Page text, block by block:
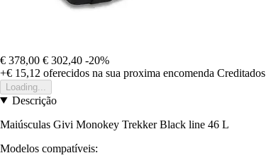
€ 378,00 € 302,40 -20%
+€ 15,12 oferecidos na sua proxima encomenda
Loading...
Descrição
Maiúsculas Givi Monokey Trekker Black line 46 L
Modelos compatíveis: